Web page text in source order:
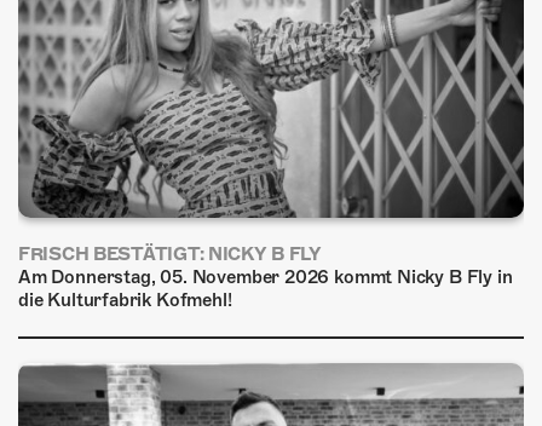
FRISCH BESTÄTIGT: NICKY B FLY
Am Donnerstag, 05. November 2026 kommt Nicky B Fly in
die Kulturfabrik Kofmehl!